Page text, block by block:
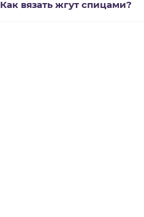
Как вязать жгут спицами?